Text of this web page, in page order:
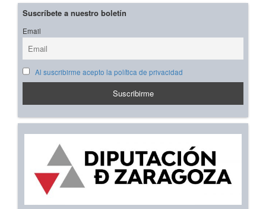
Suscríbete a nuestro boletín
Email
Al suscribirme acepto la política de privacidad